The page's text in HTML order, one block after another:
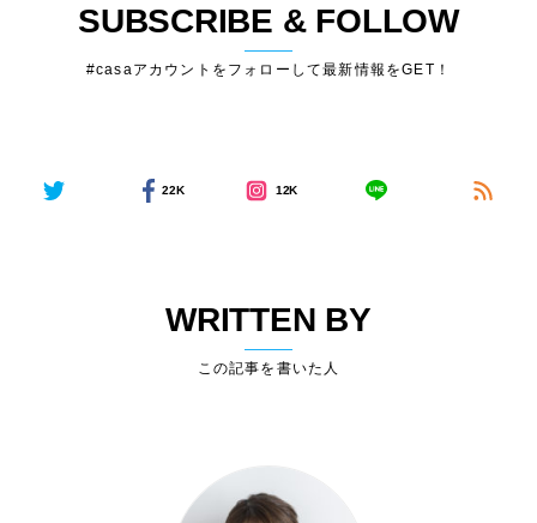
SUBSCRIBE & FOLLOW
#casaアカウントをフォローして最新情報をGET！
22K 12K
WRITTEN BY
この記事を書いた人